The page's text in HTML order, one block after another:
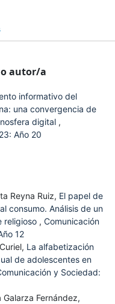
autor/a
informativo del
una convergencia de
digital ,
Año 20
Reyna Ruiz, El papel de
consumo. Análisis de un
religioso , Comunicación
12
La alfabetización
de adolescentes en
y Sociedad:
Galarza Fernández,